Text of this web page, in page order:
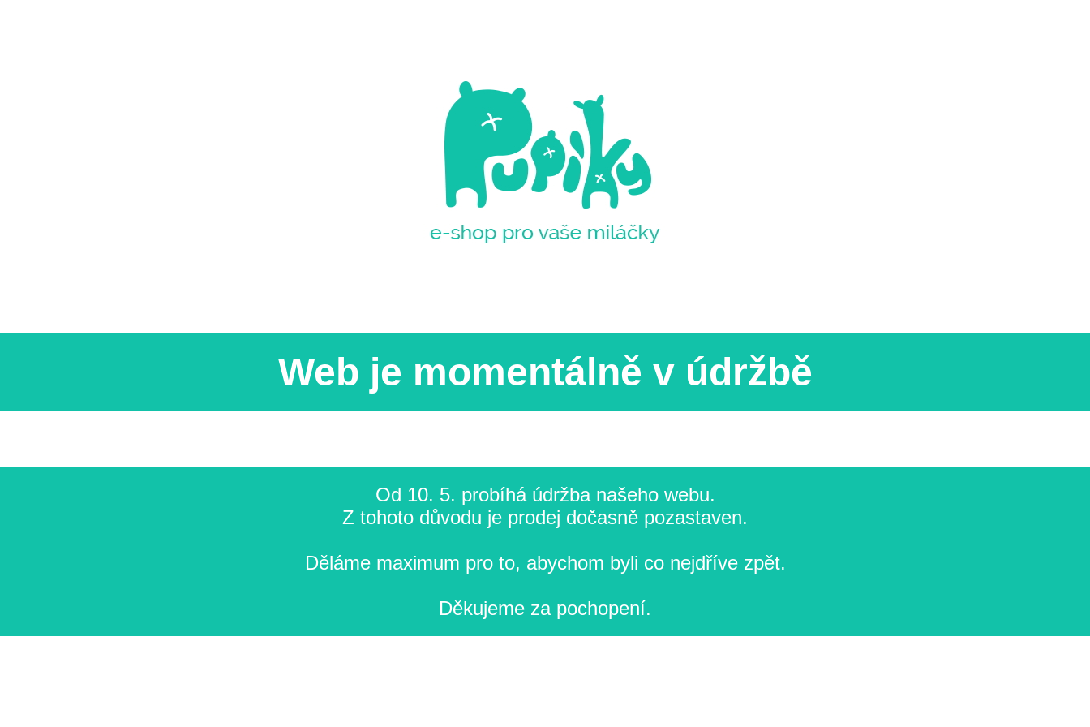
Web je momentálně v údržbě
Od 10. 5. probíhá údržba našeho webu.
Z tohoto důvodu je prodej dočasně pozastaven.
Děláme maximum pro to, abychom byli co nejdříve zpět.
Děkujeme za pochopení.